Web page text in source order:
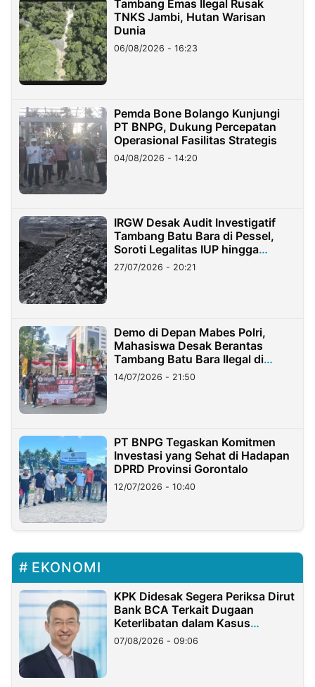
Tambang Emas Ilegal Rusak
TNKS Jambi, Hutan Warisan
Dunia
06/08/2026 - 16:23
Pemda Bone Bolango Kunjungi
PT BNPG, Dukung Percepatan
Operasional Fasilitas Strategis
04/08/2026 - 14:20
IRGW Desak Audit Investigatif
Tambang Batu Bara di Pessel,
Soroti Legalitas IUP hingga
Stockpile
27/07/2026 - 20:21
Demo di Depan Mabes Polri,
Mahasiswa Desak Berantas
Tambang Batu Bara Ilegal di
Lampung
14/07/2026 - 21:50
PT BNPG Tegaskan Komitmen
Investasi yang Sehat di Hadapan
DPRD Provinsi Gorontalo
12/07/2026 - 10:40
EKONOMI
KPK Didesak Segera Periksa Dirut
Bank BCA Terkait Dugaan
Keterlibatan dalam Kasus
Hilangnya Dana Nasabah Rp2,58
Miliar
07/08/2026 - 09:06